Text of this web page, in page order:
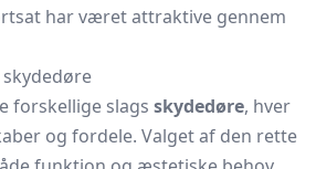
har været attraktive gennem
forskellige slags skydedøre, hver
og fordele. Valget af den rette